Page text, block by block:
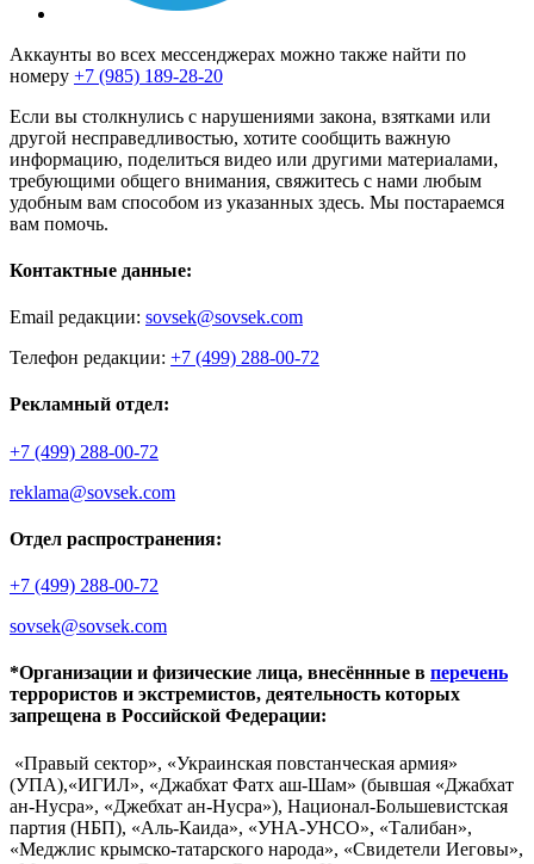
Аккаунты во всех мессенджерах можно также найти по
номеру +7 (985) 189-28-20
Если вы столкнулись с нарушениями закона, взятками или
другой несправедливостью, хотите сообщить важную
информацию, поделиться видео или другими материалами,
требующими общего внимания, свяжитесь с нами любым
удобным вам способом из указанных здесь. Мы постараемся
вам помочь.
Контактные данные:
Email редакции: sovsek@sovsek.com
Телефон редакции: +7 (499) 288-00-72
Рекламный отдел:
+7 (499) 288-00-72
reklama@sovsek.com
Отдел распространения:
+7 (499) 288-00-72
sovsek@sovsek.com
*Организации и физические лица, внесённные в перечень
террористов и экстремистов, деятельность которых
запрещена в Российской Федерации:
«Правый сектор», «Украинская повстанческая армия»
(УПА),«ИГИЛ», «Джабхат Фатх аш-Шам» (бывшая «Джабхат
ан-Нусра», «Джебхат ан-Нусра»), Национал-Большевистская
партия (НБП), «Аль-Каида», «УНА-УНСО», «Талибан»,
«Меджлис крымско-татарского народа», «Свидетели Иеговы»,